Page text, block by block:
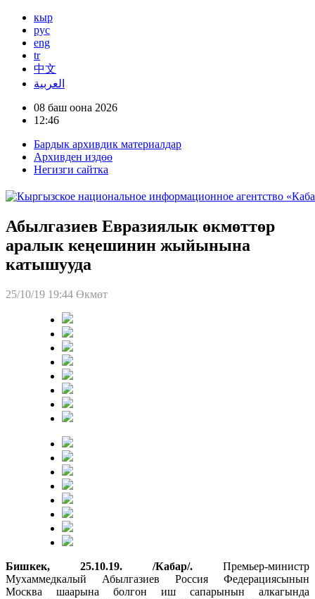
кыр
рус
eng
tr
中文
العربية
08 баш оона 2026
12:46
Бардык архивдик материалдар
Архивден издөө
Негизги сайтка
Абылгазиев Евразиялык өкмөттөр
аралык кеңешинин жыйынына
катышууда
25/10/19 19:44 Өкмөт
Бишкек, 25.10.19. /Кабар/. Премьер-министр
Мухаммедкалый Абылгазиев Россия Федерациясынын
Москва шаарына болгон иш сапарынын алкагында